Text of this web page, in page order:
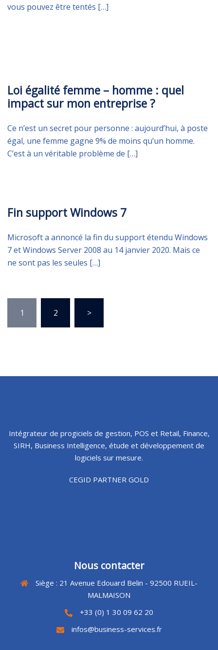
vous pouvez être tentés […]
Loi égalité femme – homme : quel
impact sur mon entreprise ?
Ce n’est un secret pour personne : aujourd’hui, à poste
égal, une femme gagne 9% de moins qu’un homme.
C’est à un véritable problème de […]
Fin support Windows 7
Microsoft a annoncé la fin du support étendu Windows
7 et Windows Server 2008 au 14 janvier 2020. Mais ce
ne sont pas les seules […]
Pagination
des
1 2 >
Intégrateur de progiciels de gestion, POS et Retail, Finance,
SIRH, Business Intelligence, étude et développement de
logiciels sur mesure.
CEGID PARTNER GOLD
Nous contacter
Siège : 21 Avenue Edouard Belin - 92500 RUEIL-
MALMAISON
+33 (0) 1 30 09 62 20
infos@business-services.fr